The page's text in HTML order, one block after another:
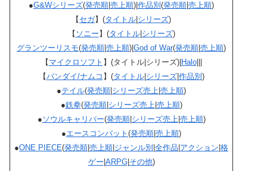
●G&Wシリーズ(発売順 売上順)| 作品別 (発売順 売上順)
【 セガ】(タイトル シリーズ)
【 ソニー 】(タイトル| シリーズ)
グランツーリスモ(発売順 売上順)| God of War(発売順 売上順)
【 マイクロソフト 】(タイトル|シリーズ)| Halo|||
【バンダイ/ナムコ 】(タイトル| シリーズ| 作品別 )
●テイル(発売順 シリーズ売上 売上順)
●鉄拳(発売順| シリーズ売上| 売上順)
● ソウルキャリバー(発売順| シリーズ売上| 売上順)
●エースコンバット (発売順 売上順)
●ONE PIECE(発売順 売上順 ジャンル別 全作品 アクション 格
ゲー ARPG| その他)